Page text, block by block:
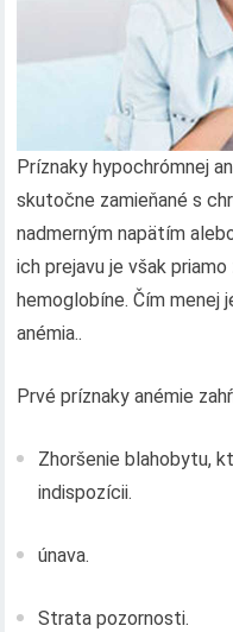
Príznaky hypochrómnej
skutočne zamieňané s
nadmerným napätím
ich prejavu je však
hemoglobíne. Čím menej
anémia..
Prvé príznaky anémie
Zhoršenie blahobytu,
indispozícii.
únava.
Strata pozornosti.